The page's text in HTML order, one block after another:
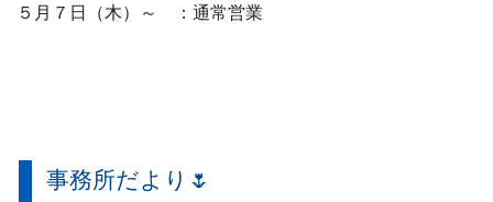
５月７日（木）～ ：通常営業
事務所だより🌷